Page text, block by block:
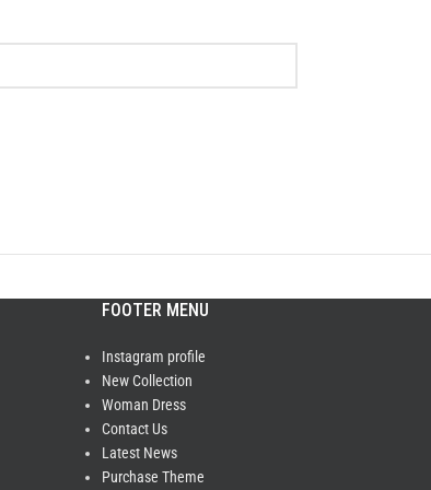
FOOTER MENU
Instagram profile
New Collection
Woman Dress
Contact Us
Latest News
Purchase Theme